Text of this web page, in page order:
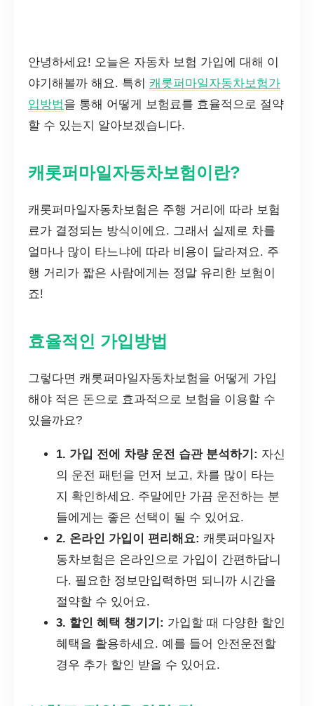
안녕하세요! 오늘은 자동차 보험 가입에 대해 이
야기해볼까 해요. 특히 캐롯퍼마일자동차보험가
입방법을 통해 어떻게 보험료를 효율적으로 절약
할 수 있는지 알아보겠습니다.
캐롯퍼마일자동차보험이란?
캐롯퍼마일자동차보험은 주행 거리에 따라 보험
료가 결정되는 방식이에요. 그래서 실제로 차를
얼마나 많이 타느냐에 따라 비용이 달라져요. 주
행 거리가 짧은 사람에게는 정말 유리한 보험이
죠!
효율적인 가입방법
그렇다면 캐롯퍼마일자동차보험을 어떻게 가입
해야 적은 돈으로 효과적으로 보험을 이용할 수
있을까요?
1. 가입 전에 차량 운전 습관 분석하기: 자신
의 운전 패턴을 먼저 보고, 차를 많이 타는
지 확인하세요. 주말에만 가끔 운전하는 분
들에게는 좋은 선택이 될 수 있어요.
2. 온라인 가입이 편리해요: 캐롯퍼마일자
동차보험은 온라인으로 가입이 간편하답니
다. 필요한 정보만입력하면 되니까 시간을
절약할 수 있어요.
3. 할인 혜택 챙기기: 가입할 때 다양한 할인
혜택을 활용하세요. 예를 들어 안전운전할
경우 추가 할인 받을 수 있어요.